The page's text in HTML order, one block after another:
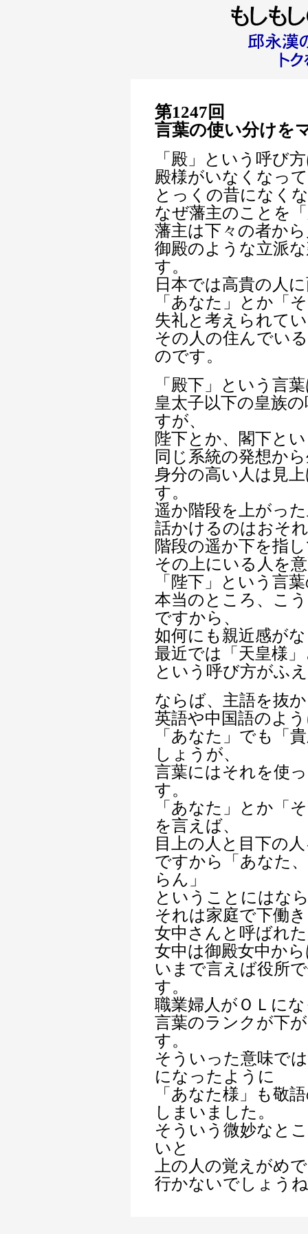
第1247回
言葉の使い分けを
「殿」という呼び
殿様がいなくなっ
とっくの昔になく
なぜ藩主のことを
藩主は下々の者か
御殿のような立派
す。
日本では高貴の人
「あなた」とか「
失礼と考えられて
その人の住んでい
のです。
「殿下」という言
皇太子以下の皇族
すが、
陛下とか、閣下と
同じ系統の発想か
身分の高い人は見
す。
遥か階段を上がっ
話かけるのはおそ
階段の遥か下を指
その上にいる人を
「陛下」という言
本当のところ、こ
ですから、
如何にも親近感が
最近では「天皇様
という呼び方がふ
ならば、主語を抜
英語や中国語のよ
「あなた」でも「
しょうが、
言葉にはそれを使
す。
「あなた」とか「
を言えば、
目上の人と目下の
ですから「あなた
らん」
ということにはな
それは家庭で下働
女中さんと呼ばれ
女中は御殿女中か
いまで言えば役所
す。
職業婦人がＯＬに
言葉のランクが下
す。
そういった意味で
になったように
「あなた様」も敬
しまいました。
そういう微妙なと
いと
上の人の覚えがめ
行かないでしょう